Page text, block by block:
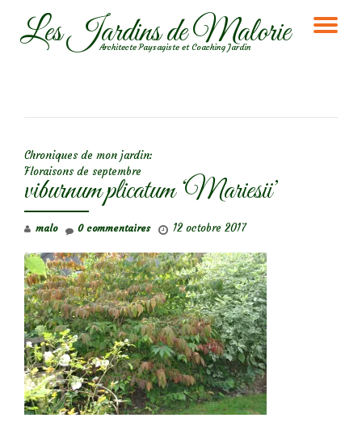
AllerLes Jardins de Malorie
Architecte Paysagiste et Coaching Jardin
Chroniques de mon jardin:
Floraisons de septembre
viburnum plicatum ‘Mariesii’
malo 12 octobre 2017
0 commentaires